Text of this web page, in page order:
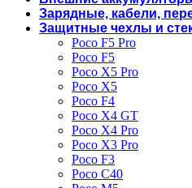
Зарядные, кабели,
Защитные чехлы и
Poco F5 Pro
Poco F5
Poco X5 Pro
Poco X5
Poco F4
Poco X4 GT
Poco X4 Pro
Poco X3 Pro
Poco F3
Poco C40